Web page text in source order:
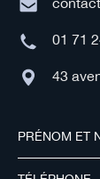
01 71
43